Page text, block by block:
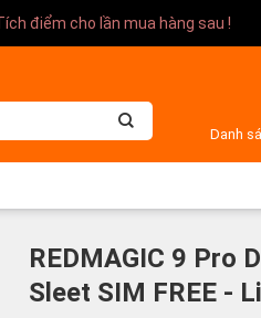
điểm cho lần mua hàng sau !
Danh
REDMAGIC 9 Pro
Sleet SIM FREE -